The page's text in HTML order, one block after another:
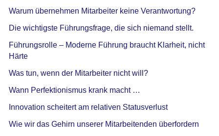
Warum übernehmen Mitarbeiter keine Verantwortung?
Die wichtigste Führungsfrage, die sich niemand stellt.
Führungsrolle – Moderne Führung braucht Klarheit, nicht
Härte
Was tun, wenn der Mitarbeiter nicht will?
Wann Perfektionismus krank macht …
Innovation scheitert am relativen Statusverlust
Wie wir das Gehirn unserer Mitarbeitenden überfordern